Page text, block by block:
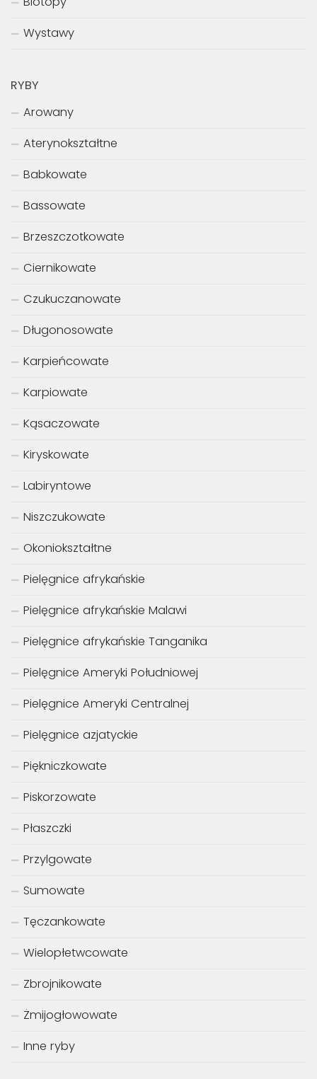
Wystawy
RYBY
Arowany
Aterynokształtne
Babkowate
Bassowate
Brzeszczotkowate
Ciernikowate
Czukuczanowate
Długonosowate
Karpieńcowate
Karpiowate
Kąsaczowate
Kiryskowate
Labiryntowe
Niszczukowate
Okoniokształtne
Pielęgnice afrykańskie
Pielęgnice afrykańskie Malawi
Pielęgnice afrykańskie Tanganika
Pielęgnice Ameryki Południowej
Pielęgnice Ameryki Centralnej
Pielęgnice azjatyckie
Piękniczkowate
Piskorzowate
Płaszczki
Przylgowate
Sumowate
Tęczankowate
Wielopłetwcowate
Zbrojnikowate
Żmijogłowowate
Inne ryby